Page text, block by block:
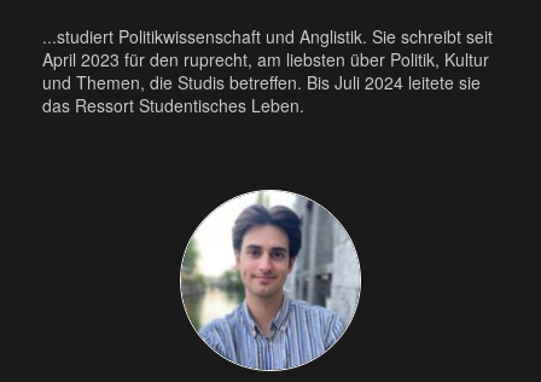
...studiert Politikwissenschaft und Anglistik. Sie schreibt seit
April 2023 für den ruprecht, am liebsten über Politik, Kultur
und Themen, die Studis betreffen. Bis Juli 2024 leitete sie
das Ressort Studentisches Leben.